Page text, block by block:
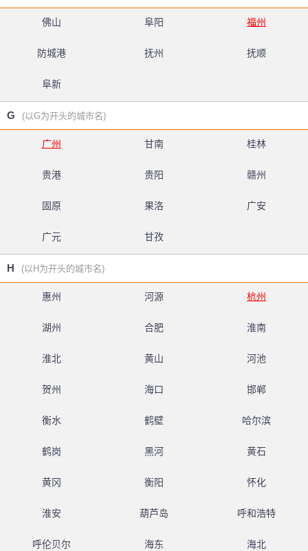
佛山 阜阳 福州
防城港 抚州 抚顺
阜新
G (以G为开头的城市名)
广州 甘南 桂林
贵港 贵阳 赣州
固原 果洛 广安
广元 甘孜
H (以H为开头的城市名)
惠州 河源 杭州
湖州 合肥 淮南
淮北 黄山 河池
贺州 海口 邯郸
衡水 鹤壁 哈尔滨
鹤岗 黑河 黄石
黄冈 衡阳 怀化
淮安 葫芦岛 呼和浩特
呼伦贝尔 海东 海北